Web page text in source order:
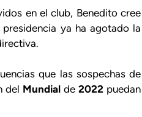
en el club, Benedito cree
ya ha agotado la
que las sospechas de
del Mundialde2022 puedan